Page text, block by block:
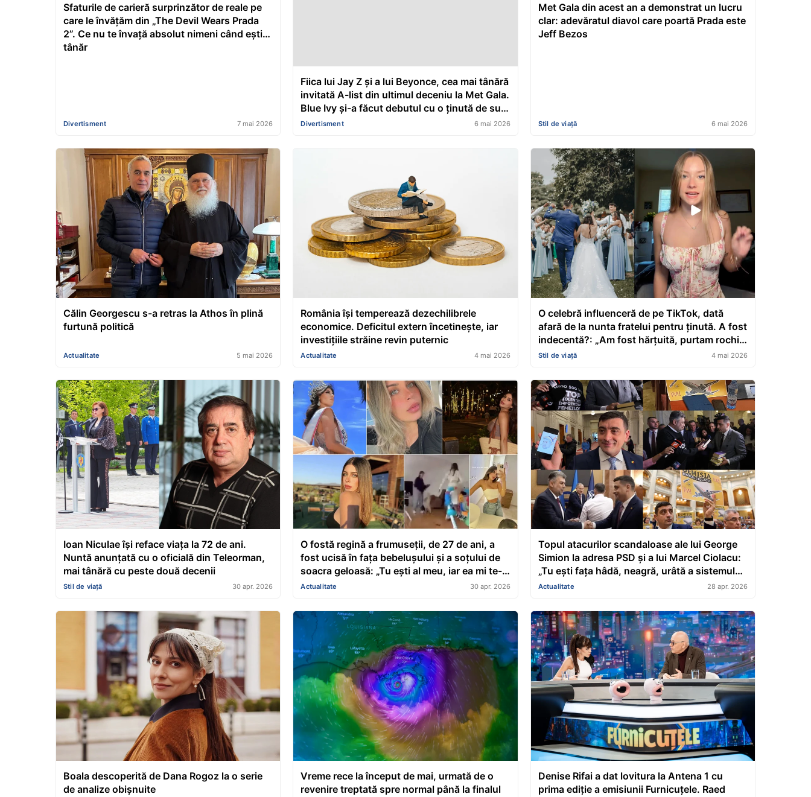
Sfaturile de carieră surprinzător de reale pe
care le învățăm din „The Devil Wears Prada
2”. Ce nu te învață absolut nimeni când ești
tânăr
Divertisment 7 mai 2026
Fiica lui Jay Z și a lui Beyonce, cea mai tânără
invitată A-list din ultimul deceniu la Met Gala.
Blue Ivy și-a făcut debutul cu o ținută de sute
de mii de euro
Divertisment 6 mai 2026
Met Gala din acest an a demonstrat un lucru
clar: adevăratul diavol care poartă Prada este
Jeff Bezos
Stil de viață 6 mai 2026
Călin Georgescu s-a retras la Athos în plină
furtună politică
Actualitate 5 mai 2026
România își temperează dezechilibrele
economice. Deficitul extern încetinește, iar
investițiile străine revin puternic
Actualitate 4 mai 2026
O celebră influenceră de pe TikTok, dată
afară de la nunta fratelui pentru ținută. A fost
indecentă?: „Am fost hărțuită, purtam rochia
asta”
Stil de viață 4 mai 2026
Ioan Niculae își reface viața la 72 de ani.
Nuntă anunțată cu o oficială din Teleorman,
mai tânără cu peste două decenii
Stil de viață 30 apr. 2026
O fostă regină a frumuseții, de 27 de ani, a
fost ucisă în fața bebelușului și a soțului de
soacra geloasă: „Tu ești al meu, iar ea mi te-a
furat”
Actualitate 30 apr. 2026
Topul atacurilor scandaloase ale lui George
Simion la adresa PSD și a lui Marcel Ciolacu:
„Tu ești fața hâdă, neagră, urâtă a sistemului
care și-a bătut joc de țară”
Actualitate 28 apr. 2026
Boala descoperită de Dana Rogoz la o serie
de analize obișnuite
Vreme rece la început de mai, urmată de o
revenire treptată spre normal până la finalul
Denise Rifai a dat lovitura la Antena 1 cu
prima ediție a emisiunii Furnicuţele. Raed